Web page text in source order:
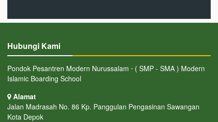
Hubungi Kami
Pondok Pesantren Modern Nurussalam ⋅ ( SMP - SMA ) Modern
Islamic Boarding School
Alamat
Jalan Madrasah No. 86 Kp. Panggulan Pengasinan Sawangan
Kota Depok